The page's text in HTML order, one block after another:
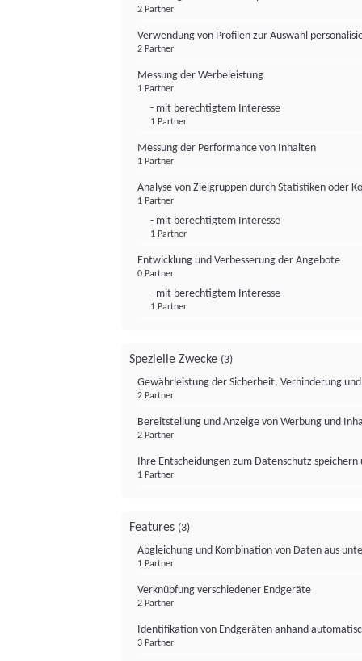
2 Partner
Verwendung von Profilen zur Auswahl
2 Partner
Messung der Werbeleistung
1 Partner
- mit berechtigtem Interesse
1 Partner
Messung der Performance von Inhalten
1 Partner
Analyse von Zielgruppen durch Statistiken oder
1 Partner
- mit berechtigtem Interesse
1 Partner
Entwicklung und Verbesserung der Angebote
0 Partner
- mit berechtigtem Interesse
1 Partner
Spezielle Zwecke (3)
Gewährleistung der Sicherheit, Verhinderung
2 Partner
Bereitstellung und Anzeige von Werbung und
2 Partner
Ihre Entscheidungen zum Datenschutz
1 Partner
Features (3)
Abgleichung und Kombination von Daten aus
1 Partner
Verknüpfung verschiedener Endgeräte
2 Partner
Identifikation von Endgeräten anhand
3 Partner